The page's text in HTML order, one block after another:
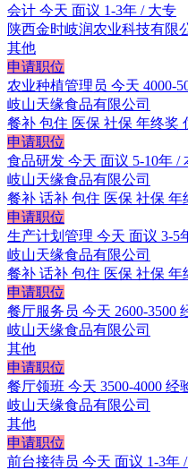
会计 今天 面议 1-3年 / 大专
陕西金时岐润农业科技有限
其他
申请职位
农业种植管理员 今天 4000-
岐山天缘食品有限公司
餐补 包住 医保 社保 年终奖
申请职位
食品研发 今天 面议 5-10年 /
岐山天缘食品有限公司
餐补 话补 包住 医保 社保 年
申请职位
生产计划管理 今天 面议 3-5
岐山天缘食品有限公司
餐补 话补 包住 医保 社保 年
申请职位
餐厅服务员 今天 2600-3500
岐山天缘食品有限公司
其他
申请职位
餐厅领班 今天 3500-4000 经
岐山天缘食品有限公司
其他
申请职位
前台接待员 今天 面议 1-3年